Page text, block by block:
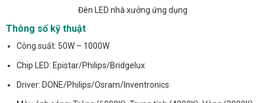
Đèn LED nhà xưởng ứng dụng
Thông số kỹ thuật
Công suất: 50W – 1000W
Chip LED: Epistar/Philips/Bridgelux
Driver: DONE/Philips/Osram/Inventronics